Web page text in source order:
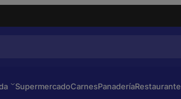
SupermercadoCarnesPanaderíaRestaurante